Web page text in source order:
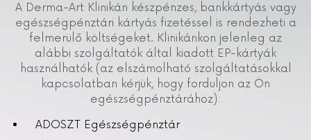
A Derma-Art Klinikán készpénzes, bankkártyás vagy
egészségpénztári kártyás fizetéssel is rendezheti a
felmerülő költségeket. Klinikánkon jelenleg az
alábbi szolgáltatók által kiadott EP-kártyák
használhatók (az elszámolható szolgáltatásokkal
kapcsolatban kérjük, hogy forduljon az Ön
egészségpénztárához):
ADOSZT Egészségpénztár